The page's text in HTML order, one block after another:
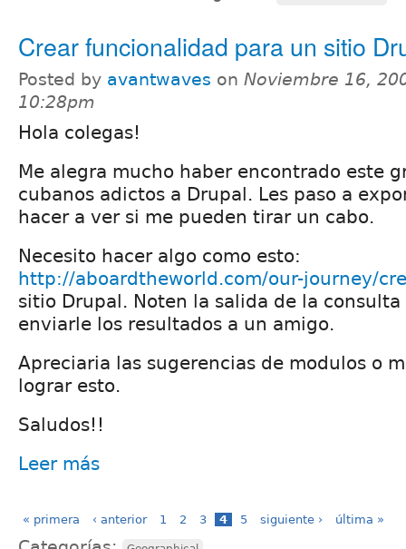
Crear funcionalidad para un sitio
Posted by avantwaves on Noviembre 16,
10:28pm
Hola colegas!
Me alegra mucho haber encontrado este
cubanos adictos a Drupal. Les paso a
hacer a ver si me pueden tirar un cabo.
Necesito hacer algo como esto:
http://aboardtheworld.com/our-journey/
sitio Drupal. Noten la salida de la
enviarle los resultados a un amigo.
Apreciaria las sugerencias de modulos o
lograr esto.
Saludos!!
Leer más
« primera ‹ anterior 1 2 3 4 5 siguiente › última »